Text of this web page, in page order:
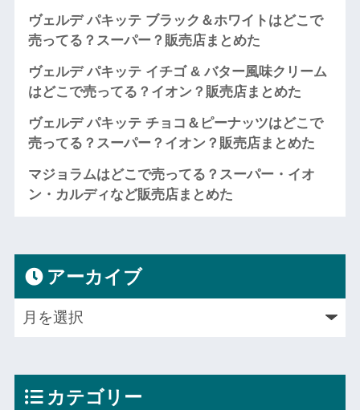
ヴェルデ パキッテ ブラック＆ホワイトはどこで
売ってる？スーパー？販売店まとめた
ヴェルデ パキッテ イチゴ & バター風味クリーム
はどこで売ってる？イオン？販売店まとめた
ヴェルデ パキッテ チョコ＆ピーナッツはどこで
売ってる？スーパー？イオン？販売店まとめた
マジョラムはどこで売ってる？スーパー・イオ
ン・カルディなど販売店まとめた
アーカイブ
カテゴリー